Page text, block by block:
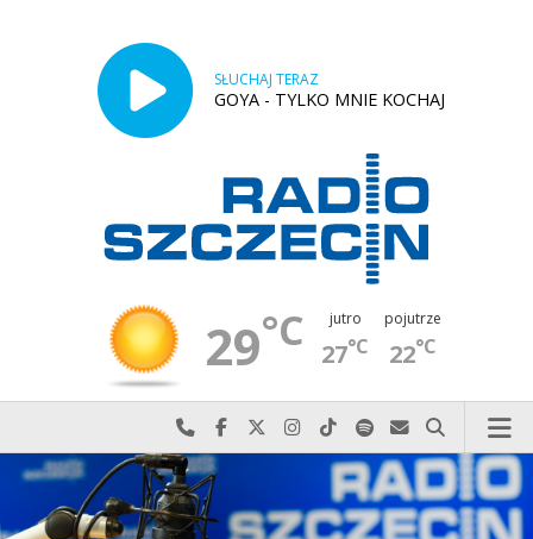
SŁUCHAJ TERAZ
GOYA - TYLKO MNIE KOCHAJ
29°C jutro
27°C
pojutrze
22°C
Najlepiej po prostu do nas zadzwoń
Odwiedź nas na Facebook-u
Odwiedź nas na X
Odwiedź nas na Instagram-ie
Odwiedź nas na TikTok-u
Szukaj nas na Spotify
Wyślij do nas
Szukaj